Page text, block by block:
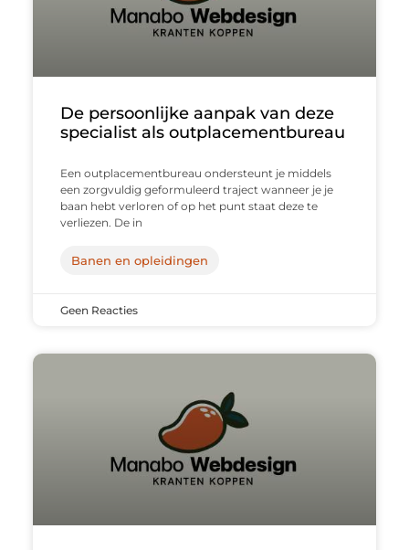
De persoonlijke aanpak van deze
specialist als outplacementbureau
Een outplacementbureau ondersteunt je middels
een zorgvuldig geformuleerd traject wanneer je je
baan hebt verloren of op het punt staat deze te
verliezen. De in
Banen en opleidingen
Geen Reacties